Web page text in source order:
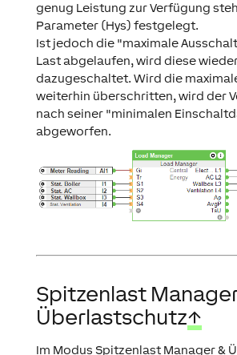
genug Leistung zur Verfügung
Parameter (Hys) festgelegt.
Ist jedoch die "maximale
Last abgelaufen, wird diese
dazugeschaltet. Wird die
weiterhin überschritten, wird der
nach seiner "minimalen
abgeworfen.
Spitzenlast
Überlastschutz↑
Im Modus Spitzenlast Manager &